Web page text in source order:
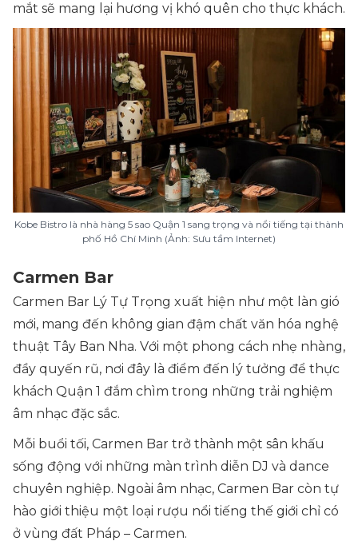
mắt sẽ mang lại hương vị khó quên cho thực khách.
Kobe Bistro là nhà hàng 5 sao Quận 1 sang trọng và nổi tiếng tại thành
phố Hồ Chí Minh (Ảnh: Sưu tầm Internet)
Carmen Bar
Carmen Bar Lý Tự Trọng xuất hiện như một làn gió
mới, mang đến không gian đậm chất văn hóa nghệ
thuật Tây Ban Nha. Với một phong cách nhẹ nhàng,
đầy quyến rũ, nơi đây là điểm đến lý tưởng để thực
khách Quận 1 đắm chìm trong những trải nghiệm
âm nhạc đặc sắc.
Mỗi buổi tối, Carmen Bar trở thành một sân khấu
sống động với những màn trình diễn DJ và dance
chuyên nghiệp. Ngoài âm nhạc, Carmen Bar còn tự
hào giới thiệu một loại rượu nổi tiếng thế giới chỉ có
ở vùng đất Pháp – Carmen.